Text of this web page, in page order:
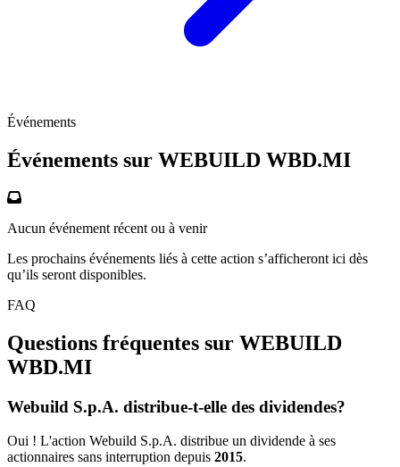
Événements
Événements sur WEBUILD WBD.MI
Aucun événement récent ou à venir
Les prochains événements liés à cette action s’afficheront ici dès
qu’ils seront disponibles.
FAQ
Questions fréquentes sur WEBUILD
WBD.MI
Webuild S.p.A. distribue-t-elle des dividendes?
Oui ! L'action Webuild S.p.A. distribue un dividende à ses
actionnaires sans interruption depuis 2015.